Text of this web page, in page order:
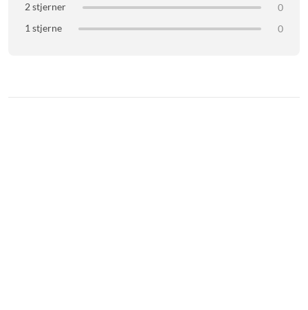
2 stjerner
0
1 stjerne
0